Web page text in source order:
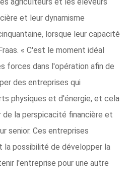
et leur dynamisme
lorsque leur capacité
« C'est le moment idéal
forces dans l'opération afin de
des entreprises qui
physiques et d'énergie, et cela
la perspicacité financière et
senior. Ces entreprises
possibilité de développer la
l'entreprise pour une autre